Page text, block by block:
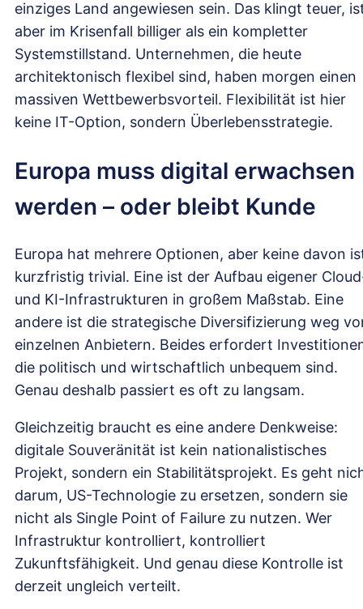
einziges Land angewiesen sein. Das klingt teuer,
aber im Krisenfall billiger als ein kompletter
Systemstillstand. Unternehmen, die heute
architektonisch flexibel sind, haben morgen einen
massiven Wettbewerbsvorteil. Flexibilität ist hier
keine IT-Option, sondern Überlebensstrategie.
Europa muss digital erwachsen
werden – oder bleibt Kunde
Europa hat mehrere Optionen, aber keine davon
kurzfristig trivial. Eine ist der Aufbau eigener
und KI-Infrastrukturen in großem Maßstab. Eine
andere ist die strategische Diversifizierung weg
einzelnen Anbietern. Beides erfordert
die politisch und wirtschaftlich unbequem sind.
Genau deshalb passiert es oft zu langsam.
Gleichzeitig braucht es eine andere Denkweise:
digitale Souveränität ist kein nationalistisches
Projekt, sondern ein Stabilitätsprojekt. Es geht
darum, US-Technologie zu ersetzen, sondern sie
nicht als Single Point of Failure zu nutzen. Wer
Infrastruktur kontrolliert, kontrolliert
Zukunftsfähigkeit. Und genau diese Kontrolle ist
derzeit ungleich verteilt.